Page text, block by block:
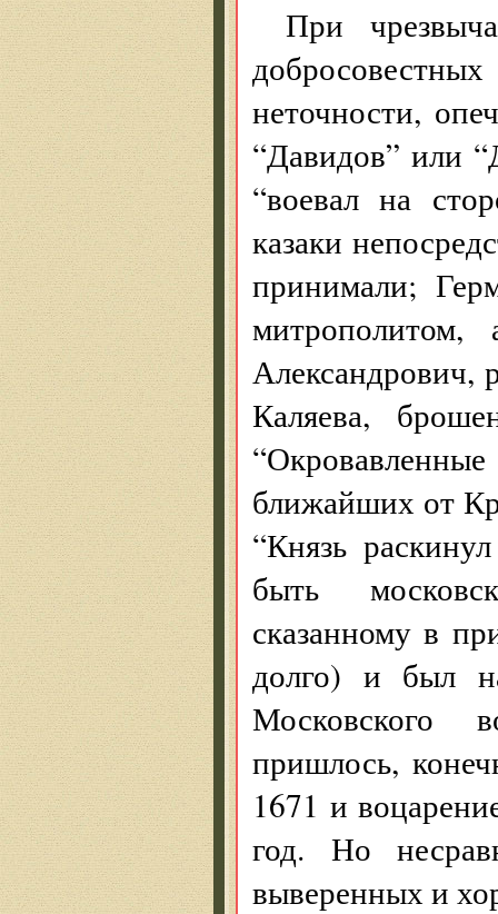
При
неточности,
“Давидов” или
“воевал на
казаки
принимали;
митрополитом,
Александрович,
Каляева,
ближайших от
“Князь
быть
сказанному в
долго) и был
Московского
пришлось,
1671 и
год. Но
выверенных и